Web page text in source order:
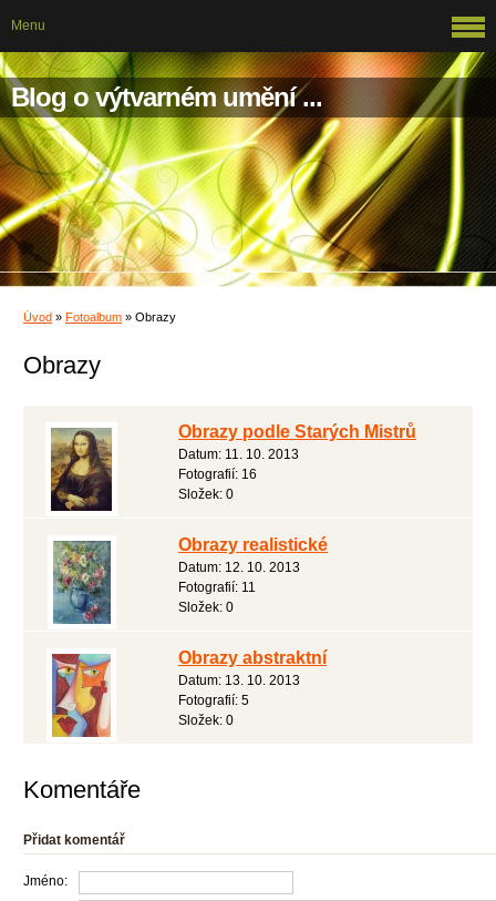
Blog o výtvarném umění ...
Úvod » Fotoalbum » Obrazy
Obrazy
Obrazy podle Starých Mistrů
Datum: 11. 10. 2013
Fotografií: 16
Složek: 0
Obrazy realistické
Datum: 12. 10. 2013
Fotografií: 11
Složek: 0
Obrazy abstraktní
Datum: 13. 10. 2013
Fotografií: 5
Složek: 0
Komentáře
Přidat komentář
Jméno:
Menu